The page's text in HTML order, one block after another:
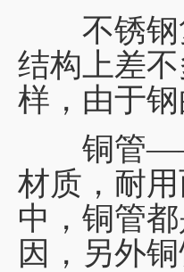
不锈钢
结构上差
样，由于
铜管——
材质，耐
中，铜管
因，另外